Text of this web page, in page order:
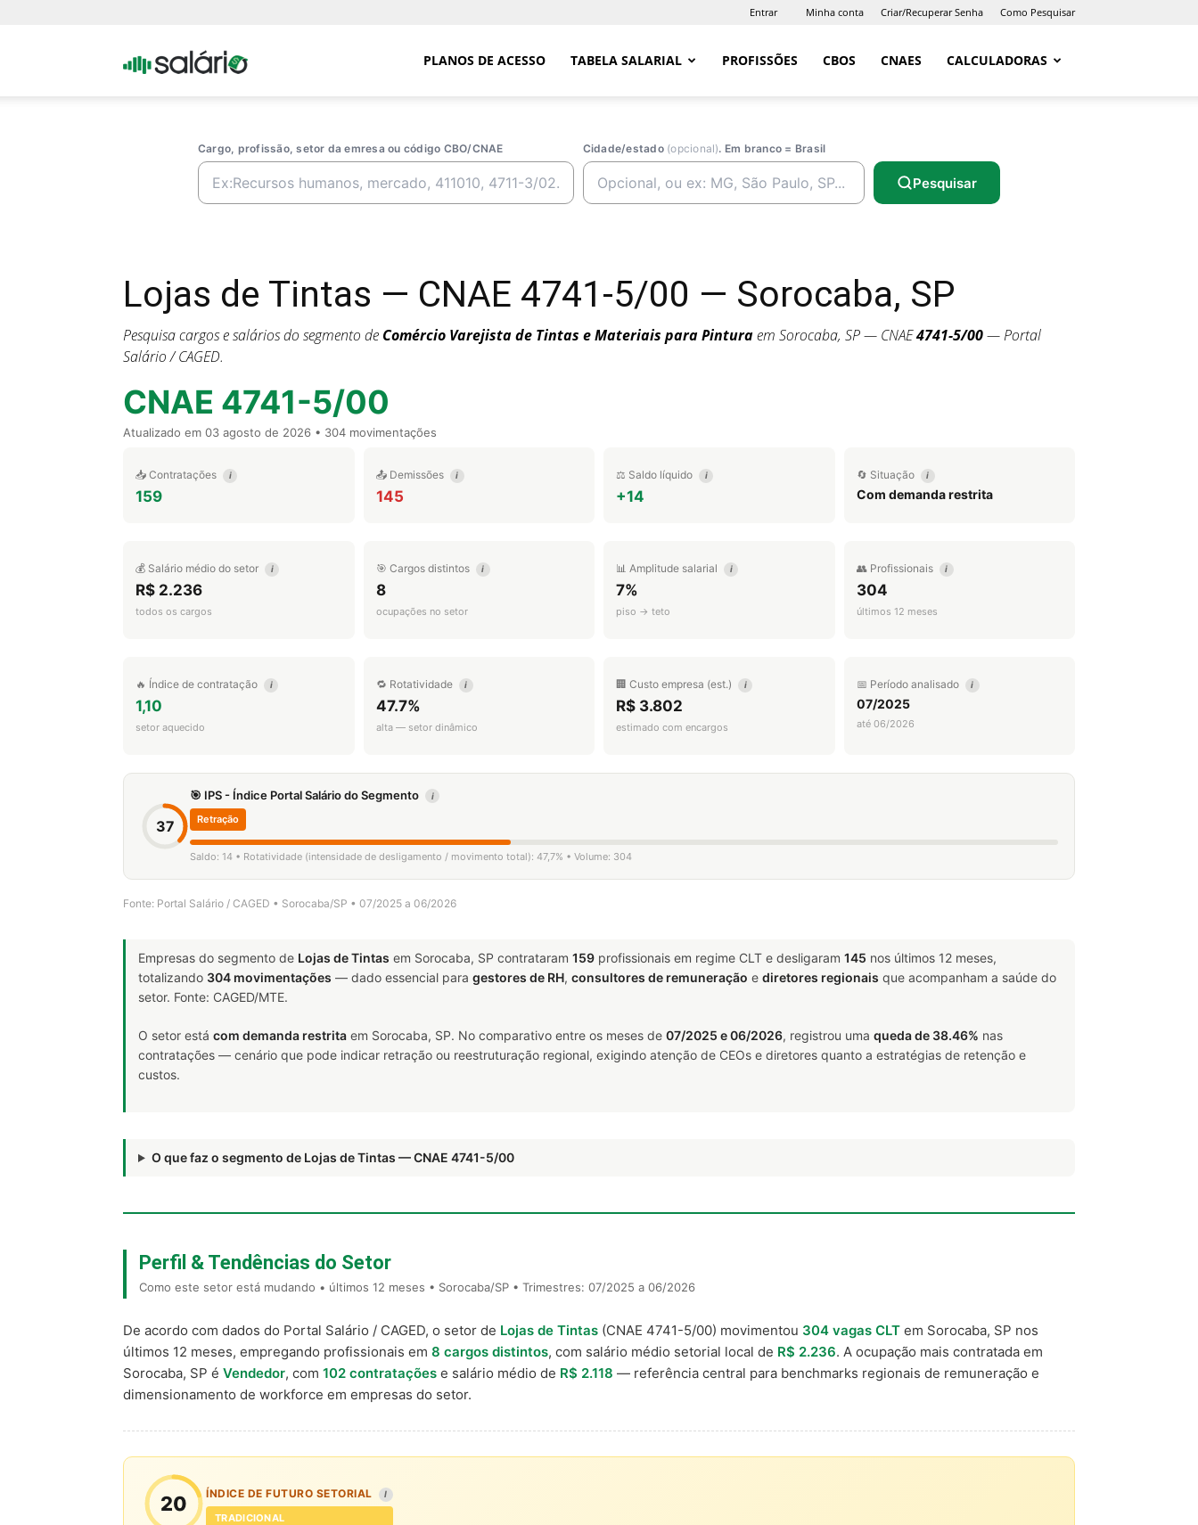
Entrar Minha conta Criar/Recuperar Senha Como Pesquisar
Portal PLANOS DE ACESSO TABELA SALARIAL PROFISSÕES CBOS CNAES CALCULADORAS
Cargo, profissão, setor da emresa ou código CBO/CNAE Cidade/estado (opcional). Em branco = Brasil
Pesquisar
Lojas de Tintas — CNAE 4741-5/00 — Sorocaba, SP
Pesquisa cargos e salários do segmento de Comércio Varejista de Tintas e Materiais para Pinturaem Sorocaba, SP — CNAE4741-5/00— Portal
Salário / CAGED.
CNAE 4741-5/00
Atualizado em 03 agosto de 2026 • 304 movimentações
📥 Contratações i
159
📤 Demissões i
145
⚖️ Saldo líquido i
+14
🔄 Situação i
Com demanda restrita
💰 Salário médio do setor i
R$ 2.236
todos os cargos
🎯 Cargos distintos i
8
ocupações no setor
📊 Amplitude salarial i
7%
piso → teto
👥 Profissionais i
304
últimos 12 meses
🔥 Índice de contratação i
1,10
setor aquecido
🔁 Rotatividade i
47.7%
alta — setor dinâmico
🏢 Custo empresa (est.) i
R$ 3.802
estimado com encargos
📅 Período analisado i
07/2025
até 06/2026
37
🎯 IPS - Índice Portal Salário do Segmento i
Retração
Saldo: 14 • Rotatividade (intensidade de desligamento / movimento total): 47,7% • Volume: 304
Fonte: Portal Salário / CAGED • Sorocaba/SP • 07/2025 a 06/2026
Empresas do segmento de Lojas de Tintas em Sorocaba, SP contrataram 159 profissionais em regime CLT e desligaram 145 nos últimos 12 meses,
totalizando 304 movimentações — dado essencial para gestores de RH, consultores de remuneração e diretores regionais que acompanham a saúde do
setor. Fonte: CAGED/MTE.
O setor está com demanda restrita em Sorocaba, SP. No comparativo entre os meses de 07/2025 e 06/2026, registrou uma queda de 38.46% nas
contratações — cenário que pode indicar retração ou reestruturação regional, exigindo atenção de CEOs e diretores quanto a estratégias de retenção e
custos.
O que faz o segmento de Lojas de Tintas — CNAE 4741-5/00
Perfil & Tendências do Setor
Como este setor está mudando • últimos 12 meses • Sorocaba/SP • Trimestres: 07/2025 a 06/2026
De acordo com dados do Portal Salário / CAGED, o setor de Lojas de Tintas (CNAE 4741-5/00) movimentou 304 vagas CLT em Sorocaba, SP nos
últimos 12 meses, empregando profissionais em 8 cargos distintos, com salário médio setorial local de R$ 2.236. A ocupação mais contratada em
Sorocaba, SP é Vendedor, com 102 contratações e salário médio de R$ 2.118 — referência central para benchmarks regionais de remuneração e
dimensionamento de workforce em empresas do setor.
20 ÍNDICE DE FUTURO SETORIAL I
TRADICIONAL